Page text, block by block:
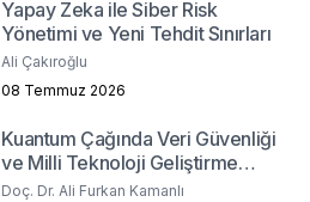
Yapay Zeka ile Siber Risk
Yönetimi ve Yeni Tehdit Sınırları
Ali Çakıroğlu
08 Temmuz 2026
Kuantum Çağında Veri Güvenliği
ve Milli Teknoloji Geliştirme
Stratejileri
Doç. Dr. Ali Furkan Kamanlı